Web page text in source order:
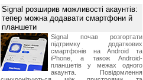
Signal розширив можливості акаунтів:
тепер можна додавати смартфони й
планшети
Signal почав розгортати
підтримку додаткових
смартфонів на Android та
iPhone, а також Android-
планшетів у межах одного
акаунта. Повідомлення